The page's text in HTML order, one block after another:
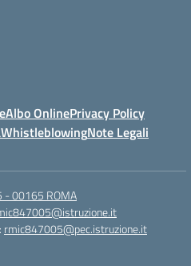
Albo OnlinePrivacy Policy
WhistleblowingNote Legali
- 00165 ROMA
rmic847005@pec.istruzione.it